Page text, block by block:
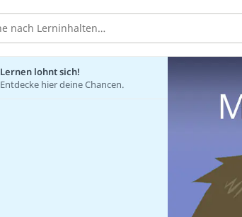
Lernen lohnt sich!
Entdecke hier deine Chancen.